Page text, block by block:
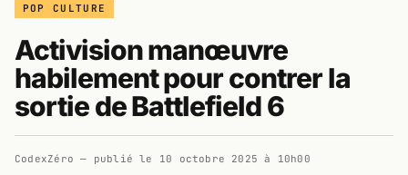
POP CULTURE
Activision manœuvre
habilement pour contrer la
sortie de Battlefield 6
CodexZéro — publié le 10 octobre 2025 à 10h00